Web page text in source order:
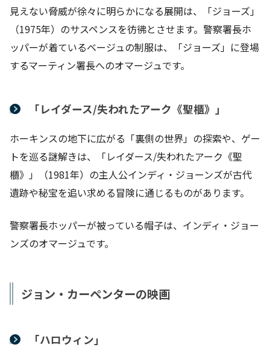
見えない脅威が徐々に明らかになる展開は、「ジョーズ」
（1975年）のサスペンスを彷彿とさせます。警察署長ホ
ッパーが着ているベージュの制服は、「ジョーズ」に登場
するマーティン署長へのオマージュです。
「レイダース/失われたアーク《聖櫃》」
ホーキンスの地下に広がる「裏側の世界」の探索や、ゲー
トを巡る謎解きは、「レイダース/失われたアーク《聖
櫃》」（1981年）の主人公インディ・ジョーンズが古代
遺跡や秘宝を追い求める冒険に通じるものがあります。
警察署長ホッパーが被っている帽子は、インディ・ジョー
ンズのオマージュです。
ジョン・カーペンターの映画
「ハロウィン」